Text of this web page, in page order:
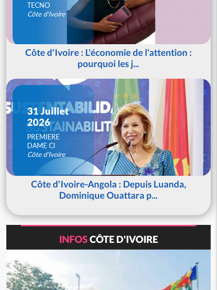
TECNO
Côte d'Ivoire
Côte d'Ivoire : L'économie de l'attention :
pourquoi les j...
31 Juillet
2026
PREMIERE
DAME CI
Côte d'Ivoire
Côte d'Ivoire-Angola : Depuis Luanda,
Dominique Ouattara p...
INFOSCÔTE D'IVOIRE